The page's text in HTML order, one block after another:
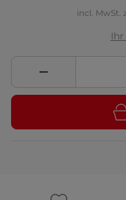
incl. MwSt.